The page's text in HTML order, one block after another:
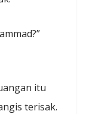
itu
terisak.